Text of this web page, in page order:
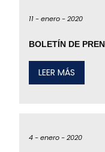
11 -enero -2020
BOLETÍN DE
LEER MÁS
4 -enero -2020